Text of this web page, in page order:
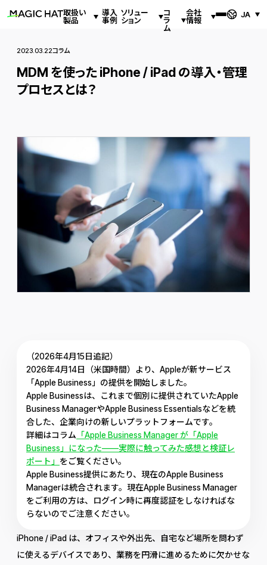
取扱い
製品
導入
事例
ソリュー
ション
コ
ラ
ム
会社
情報
JA
2023.03.22コラム
MDM を使った iPhone / iPad の導入・管理
プロセスとは？
（2026年4月15日追記）
2026年4月14日（米国時間）より、Appleが新サービス
「Apple Business」の提供を開始しました。
Apple Businessは、これまで個別に提供されていたApple
Business ManagerやApple Business Essentialsなどを統
合した、企業向けの新しいプラットフォームです。
詳細はコラム 「Apple Business Manager が「Apple
Business」になった——実際に触ってみた感想と検証レ
ポート」 をご覧ください。
Apple Business提供にあたり、現在のApple Business
Managerは統合されます。現在Apple Business Manager
をご利用の方は、ログイン時に再度認証をしなければな
らないのでご注意ください。
iPhone / iPad は、オフィスや外出先、自宅など場所を問わず
に使えるデバイスであり、業務を円滑に進めるために欠かせな